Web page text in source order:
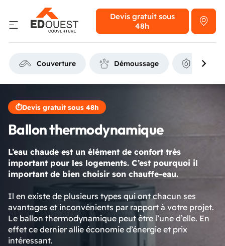
Devis gratuit sous
48h
Couverture Démoussage
⏱Devis gratuit sous 48h
Ballon thermodynamique
L’eau chaude est un élément de confort très
important pour les logements. C’est pourquoi il
important de bien choisir son chauffe-eau.
Il en existe de plusieurs types qui ont chacun ses
avantages et inconvénients par rapport à votre projet.
Le ballon thermodynamique peut être l’une d’elle. En
effet ce dernier allie économie d’énergie et prix
intéressant.